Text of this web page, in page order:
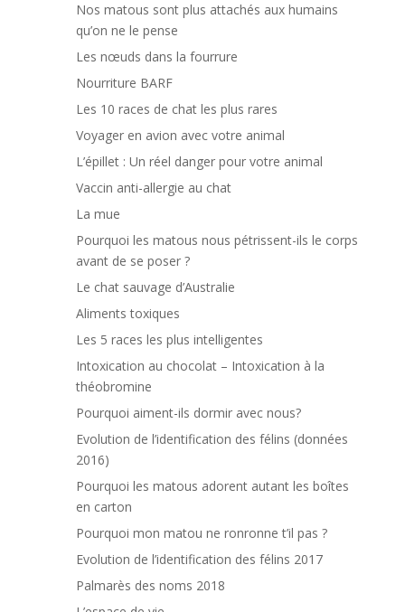
Nos matous sont plus attachés aux humains
qu’on ne le pense
Les nœuds dans la fourrure
Nourriture BARF
Les 10 races de chat les plus rares
Voyager en avion avec votre animal
L’épillet : Un réel danger pour votre animal
Vaccin anti-allergie au chat
La mue
Pourquoi les matous nous pétrissent-ils le corps
avant de se poser ?
Le chat sauvage d’Australie
Aliments toxiques
Les 5 races les plus intelligentes
Intoxication au chocolat – Intoxication à la
théobromine
Pourquoi aiment-ils dormir avec nous?
Evolution de l’identification des félins (données
2016)
Pourquoi les matous adorent autant les boîtes
en carton
Pourquoi mon matou ne ronronne t’il pas ?
Evolution de l’identification des félins 2017
Palmarès des noms 2018